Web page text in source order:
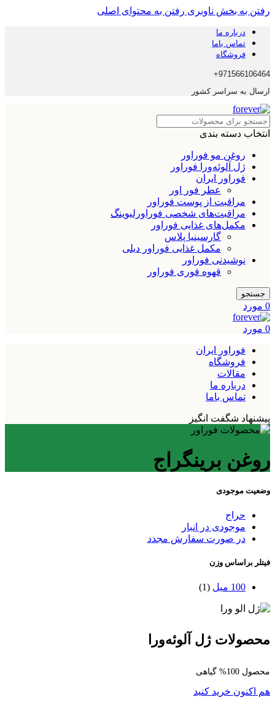
رفتن به بخش ناوبری رفتن به محتوای اصلی
درباره ما
تماس باما
فروشگاه
971566106464+
ارسال به سراسر کشور
انتخاب دسته بندی
روغن مو فوراور
ژل آلوئه‌ورا فوراور
فوراور ایران
عطر فور اور
مراقبت از پوست فوراور
مراقبت‌های شخصی فوراورلیوینگ
مکمل‌های غذایی فوراور
گارسینیا پلاس
مکمل غذایی فوراور دیلی
نوشیدنی فوراور
قهوه فوری فوراور
جستجو
0 مورد
0 مورد
فوراور ایران
فروشگاه
مقالات
درباره ما
تماس باما
پیشنهاد شگفت انگیز
روغن برینگراج
وضعیت موجودی
حراج
موجودی در انبار
در صورت سفارش مجدد
فیتلر براساس وزن
100 میل (1)
محصولات ژل آلوئه‌ورا
محصول 100% گیاهی
هم اکنون خرید کنید